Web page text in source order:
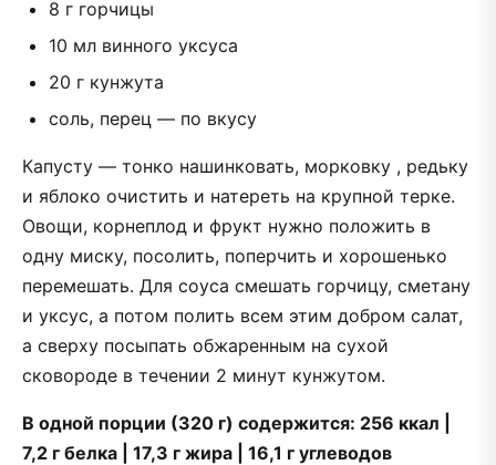
8 г горчицы
10 мл винного уксуса
20 г кунжута
соль, перец — по вкусу
Капусту — тонко нашинковать, морковку , редьку
и яблоко очистить и натереть на крупной терке.
Овощи, корнеплод и фрукт нужно положить в
одну миску, посолить, поперчить и хорошенько
перемешать. Для соуса смешать горчицу, сметану
и уксус, а потом полить всем этим добром салат,
а сверху посыпать обжаренным на сухой
сковороде в течении 2 минут кунжутом.
В одной порции (320 г) содержится: 256 ккал |
7,2 г белка | 17,3 г жира | 16,1 г углеводов